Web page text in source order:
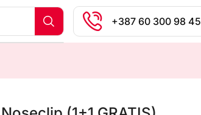
+387 60 300 98 45